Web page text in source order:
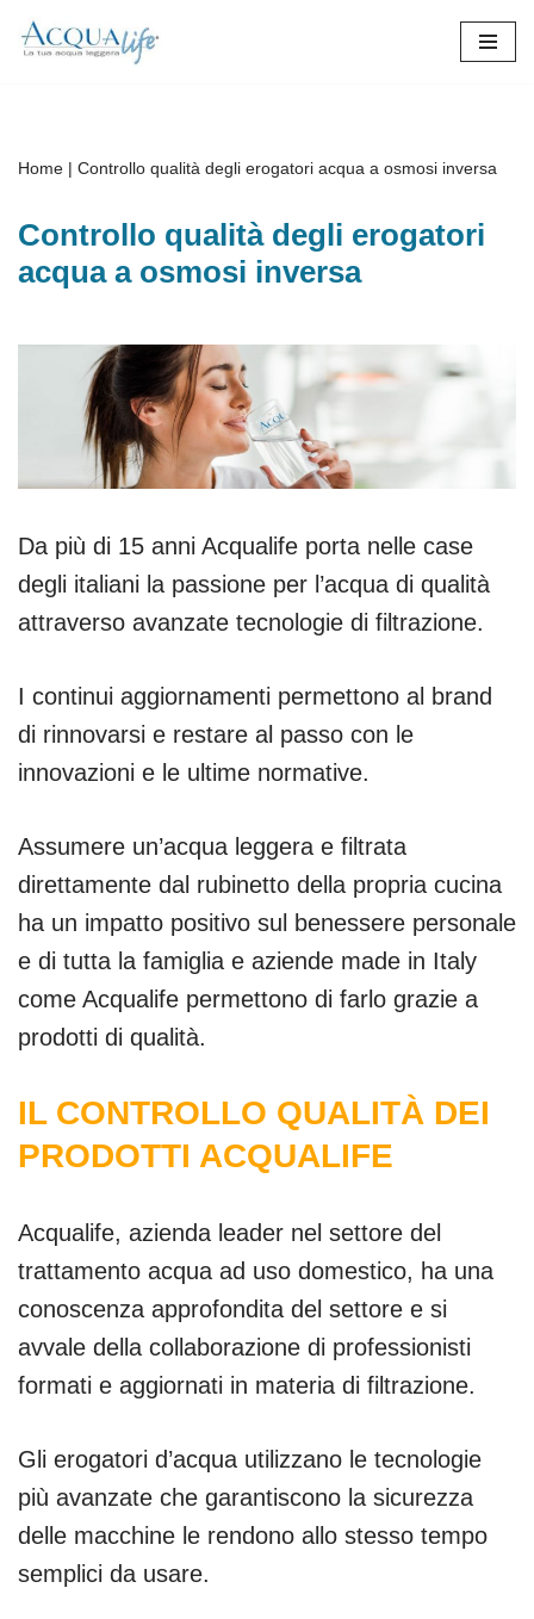
Home | Controllo qualità degli erogatori acqua a osmosi inversa
Controllo qualità degli erogatori
acqua a osmosi inversa
Da più di 15 anni Acqualife porta nelle case
degli italiani la passione per l’acqua di qualità
attraverso avanzate tecnologie di filtrazione.
I continui aggiornamenti permettono al brand
di rinnovarsi e restare al passo con le
innovazioni e le ultime normative.
Assumere un’acqua leggera e filtrata
direttamente dal rubinetto della propria cucina
ha un impatto positivo sul benessere personale
e di tutta la famiglia e aziende made in Italy
come Acqualife permettono di farlo grazie a
prodotti di qualità.
IL CONTROLLO QUALITÀ DEI
PRODOTTI ACQUALIFE
Acqualife, azienda leader nel settore del
trattamento acqua ad uso domestico, ha una
conoscenza approfondita del settore e si
avvale della collaborazione di professionisti
formati e aggiornati in materia di filtrazione.
Gli erogatori d’acqua utilizzano le tecnologie
più avanzate che garantiscono la sicurezza
delle macchine le rendono allo stesso tempo
semplici da usare.